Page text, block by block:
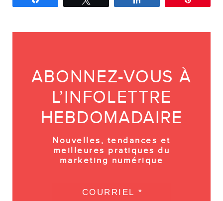
ABONNEZ-VOUS À
L’INFOLETTRE
HEBDOMADAIRE
Nouvelles, tendances et
meilleures pratiques du
marketing numérique